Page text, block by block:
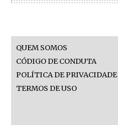
QUEM SOMOS
CÓDIGO DE CONDUTA
POLÍTICA DE PRIVACIDADE
TERMOS DE USO